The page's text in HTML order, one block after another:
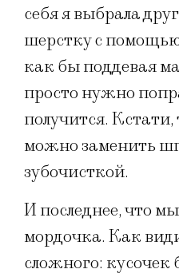
себя я выбрала
шерстку с
как бы поддевая
просто нужно
получится.
можно заменить
зубочисткой.
И последнее, что
мордочка. Как
сложного: кусочек